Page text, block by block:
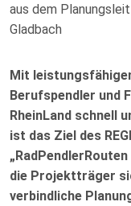
aus dem
Gladbach
Mit
Berufspendler und
RheinLand schnell
ist das Ziel des
die Projektträger
verbindliche